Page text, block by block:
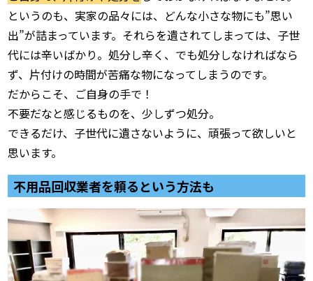
というのも、実家の品々には、どんな小さな物にも”思い
出”が詰まっています。それらを遺されてしまっては、子世
代には辛いばかり。処分し辛く、でも処分しなければなら
ず、片付けの時間が苦痛な物になってしまうのです。
だからこそ、ご自身の手で！
不要だなと感じるものを、少しずつ処分。
できるだけ、子世代に遺さないように、頑張って欲しいと
思います。
不用品回収業者を頼るという方法も